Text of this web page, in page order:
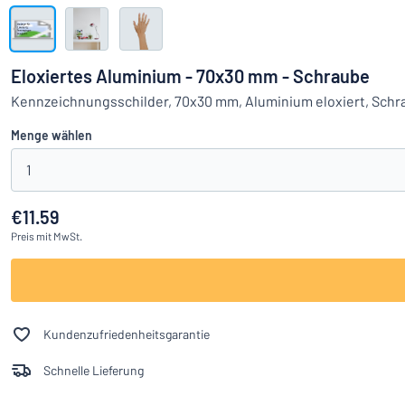
Das
Alle Kategorien anzeigen
Einloggen
Kundenservice
Privat
Eloxiertes Aluminium - 70x30 mm - Schraube
Kennzeichnungsschilder, 70x30 mm, Aluminium eloxiert,
Menge wählen
1
€11.59
Preis mit MwSt.
Kundenzufriedenheitsgarantie
Schnelle Lieferung